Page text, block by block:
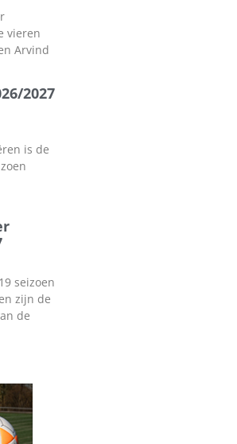
vieren
Arvind
2027
is de
seizoen
zijn de
de